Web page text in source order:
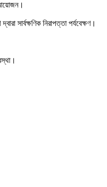
আয়োজন।
সার্বক্ষণিক নিরাপত্তা পর্যবেক্ষণ।